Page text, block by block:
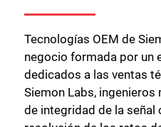
Tecnologías OEM de
negocio formada por un
dedicados a las ventas
Siemon Labs,
de integridad de la